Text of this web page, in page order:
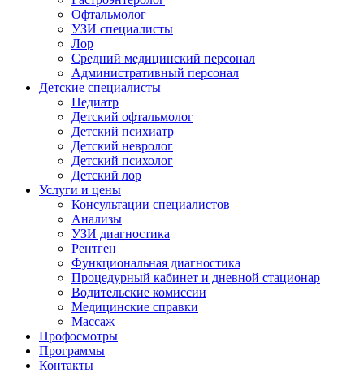
Офтальмолог
УЗИ специалисты
Лор
Средний медицинский персонал
Административный персонал
Детские специалисты
Педиатр
Детский офтальмолог
Детский психиатр
Детский невролог
Детский психолог
Детский лор
Услуги и цены
Консультации специалистов
Анализы
УЗИ диагностика
Рентген
Функциональная диагностика
Процедурный кабинет и дневной стационар
Водительские комиссии
Медицинские справки
Массаж
Профосмотры
Программы
Контакты